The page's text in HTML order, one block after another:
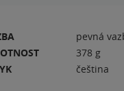
pevná
378 g
čeština